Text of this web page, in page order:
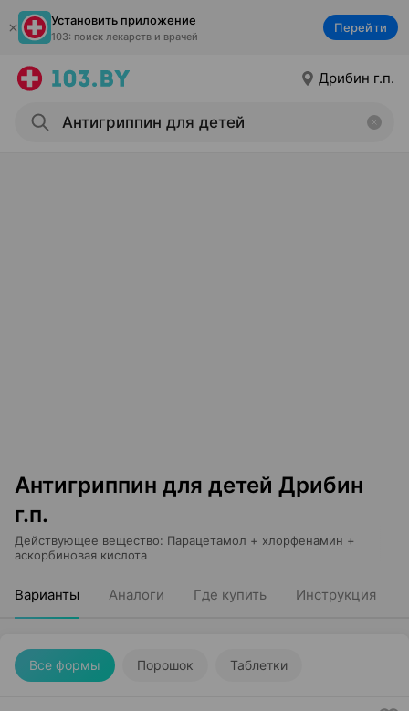
Установить приложение
103: поиск лекарств и врачей
Перейти
Дрибин г.п.
Антигриппин для детей Дрибин
г.п.
Действующее вещество: Парацетамол + хлорфенамин +
аскорбиновая кислота
Варианты Аналоги Где купить Инструкция
Все формы Порошок Таблетки